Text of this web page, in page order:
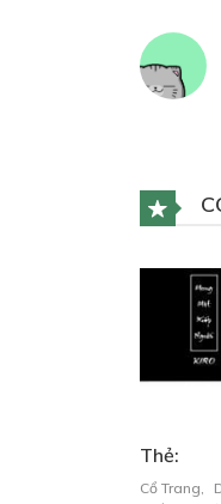
Thẻ:
Cổ Trang